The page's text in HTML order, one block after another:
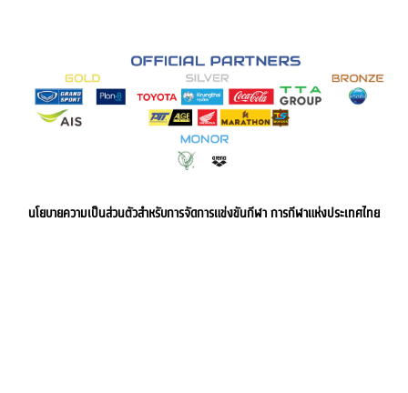
นโยบายความเป็นส่วนตัวสำหรับการจัดการแข่งขันกีฬา การกีฬาแห่งประเทศไทย